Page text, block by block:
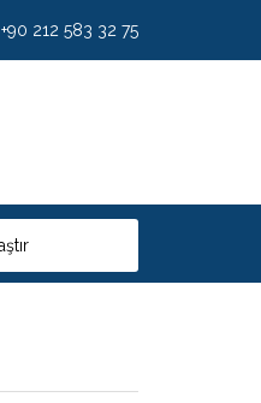
+90 212 583 32 75